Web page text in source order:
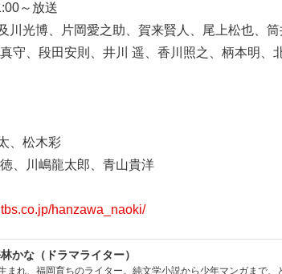
～放送
川光博、片岡愛之助、賀来賢人、尾上松也、筒
守、段田安則、井川 遥、香川照之、柄本明、
、松木彩
、川嶋龍太郎、青山貴洋
hanzawa_naoki/
かな（ドラマライター）
まれ、福岡育ちのライター。純文学小説から少年マンガまで、